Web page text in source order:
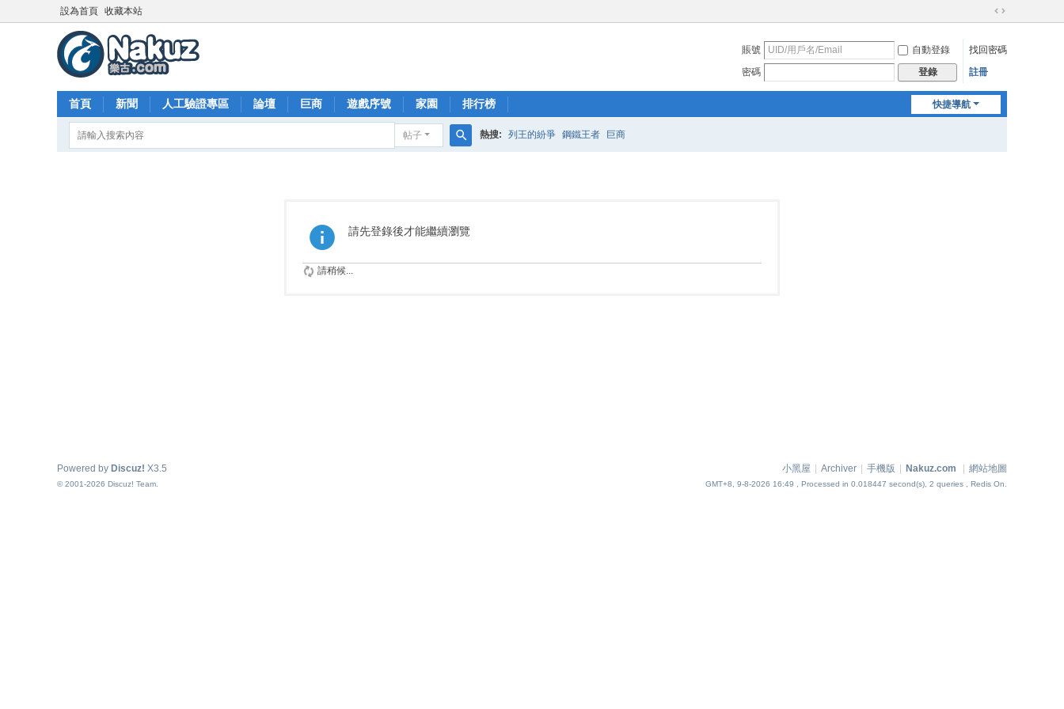
設為首頁 收藏本站
切
到
賬號 自動登錄
找回密碼
密碼
登錄 註冊
快捷導航
首頁 新聞 人工驗證專區 論壇 巨商 遊戲序號 家園 排行榜
帖子 熱搜: 列王的紛爭 鋼鐵王者 巨商
請先登錄後才能繼續瀏覽
請稍候...
小黑屋 Archiver 手機版 Nakuz.com 網站地圖
GMT+8, 9-8-2026 16:49 , Processed in 0.018447 second(s), 2 queries , Redis On.
Powered by Discuz! X3.5
© 2001-2026 Discuz! Team